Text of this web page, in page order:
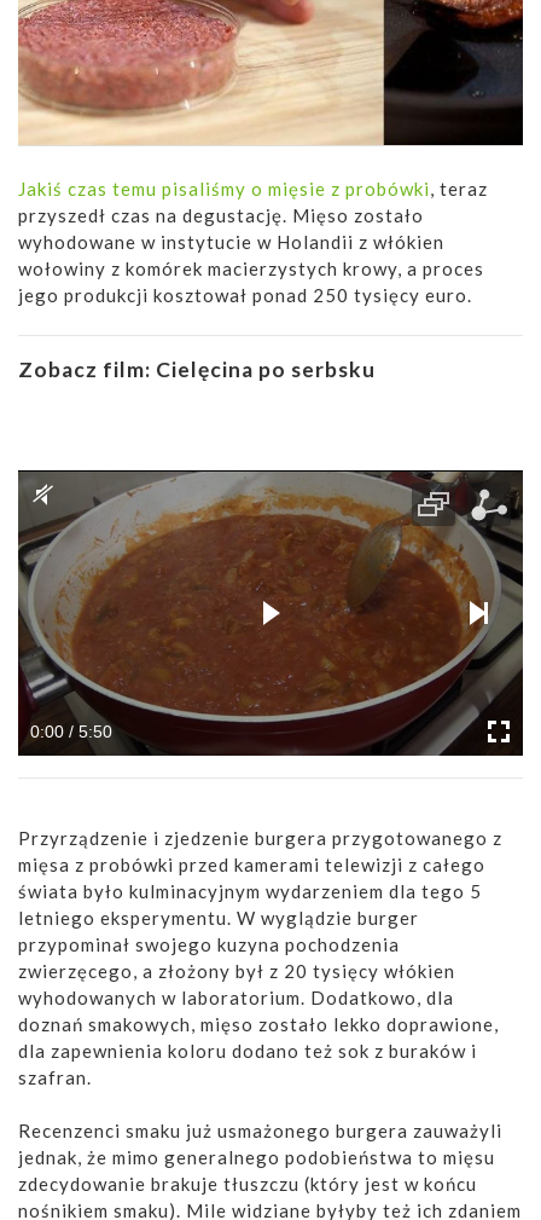
Jakiś czas temu pisaliśmy o mięsie z probówki, teraz
przyszedł czas na degustację. Mięso zostało
wyhodowane w instytucie w Holandii z włókien
wołowiny z komórek macierzystych krowy, a proces
jego produkcji kosztował ponad 250 tysięcy euro.
Zobacz film: Cielęcina po serbsku
0:00 / 5:50
Przyrządzenie i zjedzenie burgera przygotowanego z
mięsa z probówki przed kamerami telewizji z całego
świata było kulminacyjnym wydarzeniem dla tego 5
letniego eksperymentu. W wyglądzie burger
przypominał swojego kuzyna pochodzenia
zwierzęcego, a złożony był z 20 tysięcy włókien
wyhodowanych w laboratorium. Dodatkowo, dla
doznań smakowych, mięso zostało lekko doprawione,
dla zapewnienia koloru dodano też sok z buraków i
szafran.
Recenzenci smaku już usmażonego burgera zauważyli
jednak, że mimo generalnego podobieństwa to mięsu
zdecydowanie brakuje tłuszczu (który jest w końcu
nośnikiem smaku). Mile widziane byłyby też ich zdaniem